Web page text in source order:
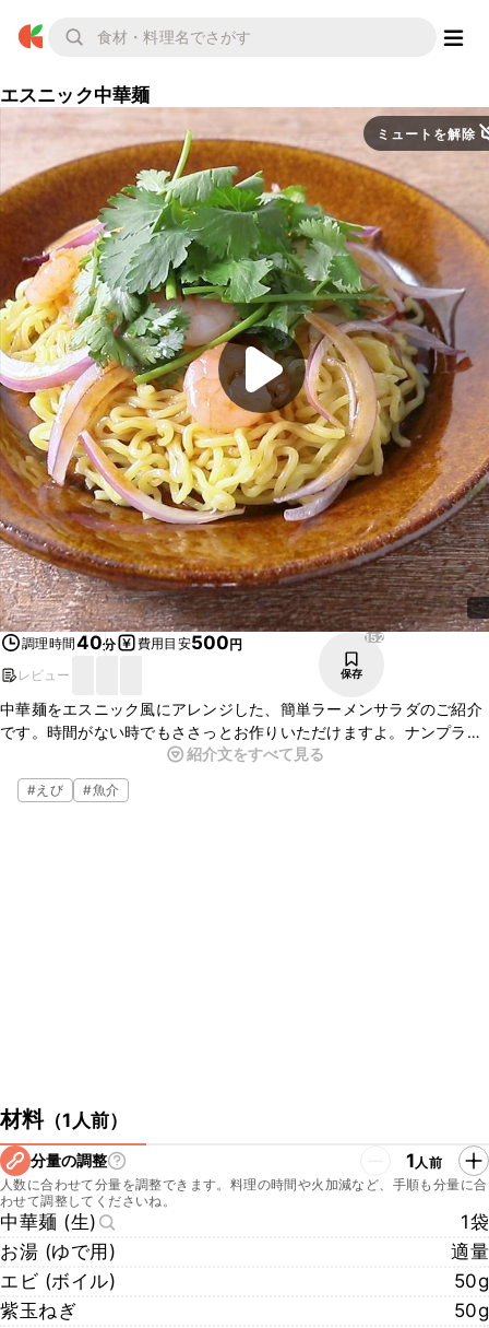
エスニック中華麺
ミュートを解除
調理時間40分 費用目安500円
レビュー
152
保存
中華麺をエスニック風にアレンジした、簡単ラーメンサラダのご紹介
です。時間がない時でもささっとお作りいただけますよ。ナンプラー
の香りが食欲をそそって、お腹も大満足の一品です。この機会にぜひ
作ってみてくださいね。
紹介文をすべて見る
#えび #魚介
材料（1人前）
分量の調整 1人前
人数に合わせて分量を調整できます。料理の時間や火加減など、手順も分量に合
わせて調整してくださいね。
中華麺 (生)
1袋
お湯 (ゆで用)
適量
エビ (ボイル)
50g
紫玉ねぎ
50g